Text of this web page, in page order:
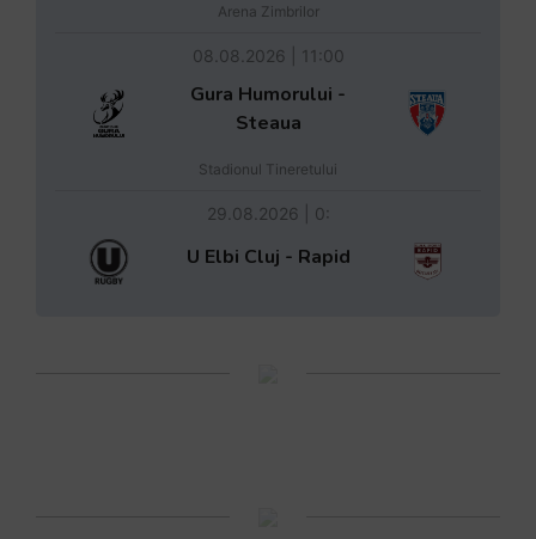
Arena Zimbrilor
08.08.2026 | 11:00
Gura Humorului -
Steaua
Stadionul Tineretului
29.08.2026 | 0:
U Elbi Cluj - Rapid